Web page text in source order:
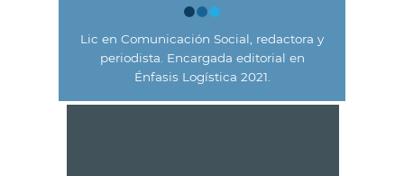
Lic en Comunicación Social, redactora y
periodista. Encargada editorial en
Énfasis Logística 2021.